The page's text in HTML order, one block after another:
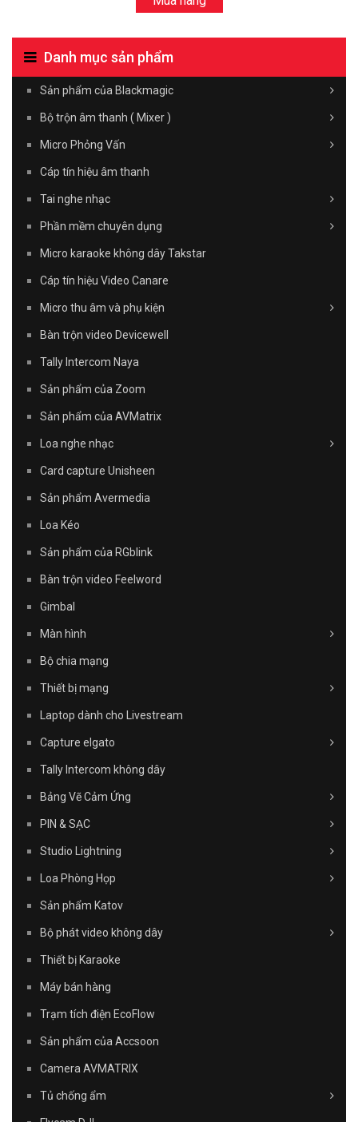
Danh mục sản phẩm
Sản phẩm của Blackmagic
Bộ trộn âm thanh ( Mixer )
Micro Phỏng Vấn
Cáp tín hiệu âm thanh
Tai nghe nhạc
Phần mềm chuyên dụng
Micro karaoke không dây Takstar
Cáp tín hiệu Video Canare
Micro thu âm và phụ kiện
Bàn trộn video Devicewell
Tally Intercom Naya
Sản phẩm của Zoom
Sản phẩm của AVMatrix
Loa nghe nhạc
Card capture Unisheen
Sản phẩm Avermedia
Loa Kéo
Sản phẩm của RGblink
Bàn trộn video Feelword
Gimbal
Màn hình
Bộ chia mạng
Thiết bị mạng
Laptop dành cho Livestream
Capture elgato
Tally Intercom không dây
Bảng Vẽ Cảm Ứng
PIN & SẠC
Studio Lightning
Loa Phòng Họp
Sản phẩm Katov
Bộ phát video không dây
Thiết bị Karaoke
Máy bán hàng
Trạm tích điện EcoFlow
Sản phẩm của Accsoon
Camera AVMATRIX
Tủ chống ẩm